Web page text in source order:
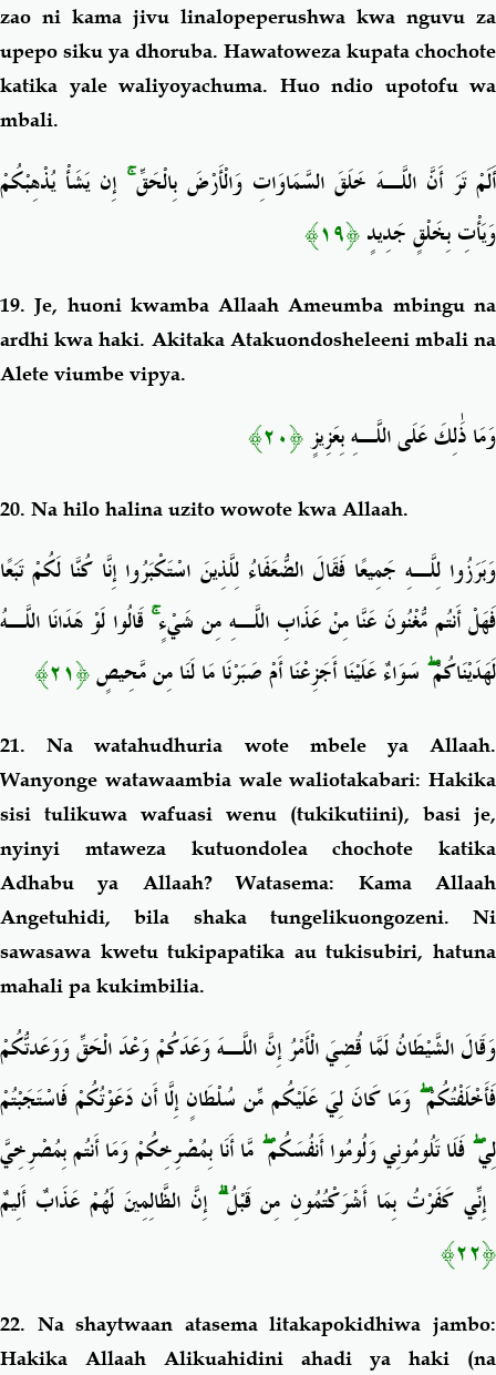
zao ni kama jivu linalopeperushwa kwa nguvu za
upepo siku ya dhoruba. Hawatoweza kupata chochote
katika yale waliyoyachuma. Huo ndio upotofu wa
mbali.
أَلَمْ تَرَ أَنَّ اللَّـهَ خَلَقَ السَّمَاوَاتِ وَالْأَرْضَ بِالْحَقِّۚ إِن يَشَأْ يُذْهِبْكُمْ
وَيَأْتِ بِخَلْقٍ جَدِيدٍ﴿١٩﴾
19. Je, huoni kwamba Allaah Ameumba mbingu na
ardhi kwa haki. Akitaka Atakuondosheleeni mbali na
Alete viumbe vipya.
وَمَا ذَٰلِكَ عَلَى اللَّـهِ بِعَزِيزٍ﴿٢٠﴾
20. Na hilo halina uzito wowote kwa Allaah.
وَبَرَزُوا لِلَّـهِ جَمِيعًا فَقَالَ الضُّعَفَاءُ لِلَّذِينَ اسْتَكْبَرُوا إِنَّا كُنَّا لَكُمْ تَبَعًا
فَهَلْ أَنتُم مُّغْنُونَ عَنَّا مِنْ عَذَابِ اللَّـهِ مِن شَيْءٍۚقَالُوا لَوْ هَدَانَا اللَّـهُ
لَهَدَيْنَاكُمْۖ سَوَاءٌ عَلَيْنَا أَجَزِعْنَا أَمْ صَبَرْنَا مَا لَنَا مِن مَّحِيصٍ﴿٢١﴾
21. Na watahudhuria wote mbele ya Allaah.
Wanyonge watawaambia wale waliotakabari: Hakika
sisi tulikuwa wafuasi wenu (tukikutiini), basi je,
nyinyi mtaweza kutuondolea chochote katika
Adhabu ya Allaah? Watasema: Kama Allaah
Angetuhidi, bila shaka tungelikuongozeni. Ni
sawasawa kwetu tukipapatika au tukisubiri, hatuna
mahali pa kukimbilia.
وَقَالَ الشَّيْطَانُ لَمَّا قُضِيَ الْأَمْرُ إِنَّ اللَّـهَ وَعَدَكُمْ وَعْدَ الْحَقِّ وَوَعَدتُّكُمْ
فَأَخْلَفْتُكُمْۖ وَمَا كَانَ لِيَ عَلَيْكُم مِّن سُلْطَانٍ إِلَّا أَن دَعَوْتُكُمْ فَاسْتَجَبْتُمْ
لِيۖفَلَا تَلُومُونِي وَلُومُوا أَنفُسَكُمۖ مَّا أَنَا بِمُصْرِخِكُمْ وَمَا أَنتُم بِمُصْرِخِيَّ
إِنِّي كَفَرْتُ بِمَا أَشْرَكْتُمُونِ مِن قَبْلُۗ إِنَّ الظَّالِمِينَ لَهُمْ عَذَابٌ أَلِيمٌ
﴿٢٢﴾
22. Na shaytwaan atasema litakapokidhiwa jambo:
Hakika Allaah Alikuahidini ahadi ya haki (na